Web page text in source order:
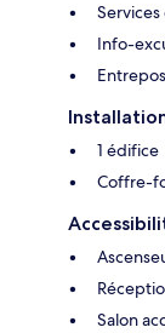
Info-
1 édifice
Coffre-
Salon